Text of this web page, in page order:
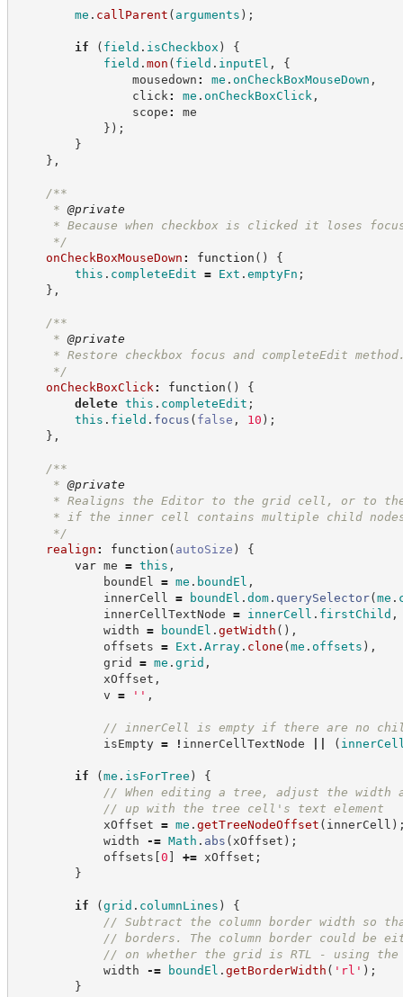
me . callParent ( arguments ) ;
if ( field . isCheckbox )
{
field . mon ( field . inputEl ,
{
mousedown : me . onCheckBoxMouseDown ,
click : me . onCheckBoxClick ,
scope :
me
} ) ;
}
} ,
/**
* @private
* Because when checkbox is clicked it loses
*/
onCheckBoxMouseDown : function ( )
{
this . completeEdit = Ext . emptyFn ;
} ,
/**
* @private
* Restore checkbox focus and completeEdit
*/
onCheckBoxClick : function ( )
{
delete this . completeEdit ;
this . field . focus ( false , 10 ) ;
} ,
/**
* @private
* Realigns the Editor to the grid cell, or to the
* if the inner cell contains multiple child
*/
realign : function ( autoSize )
{
var me = this ,
boundEl = me . boundEl ,
innerCell = boundEl . dom. querySelector(me .
innerCellTextNode = innerCell . firstChild ,
width = boundEl . getWidth ( ) ,
offsets = Ext . Array. clone (me . offsets ) ,
grid = me . grid ,
xOffset ,
v = ' ' ,
// innerCell is empty if there are no
isEmpty = ! innerCellTextNode (
if (me . isForTree )
{
// When editing a tree, adjust the
// up with the tree cell's text element
xOffset = me . getTreeNodeOffset ( innerCell )
width
-= Math . abs ( xOffset ) ;
offsets [0 ] += xOffset ;
}
if (grid . columnLines )
{
// Subtract the column border width so
// borders. The column border could be
// on whether the grid is RTL - using the
width
-= boundEl . getBorderWidth ( ' rl ' ) ;
}